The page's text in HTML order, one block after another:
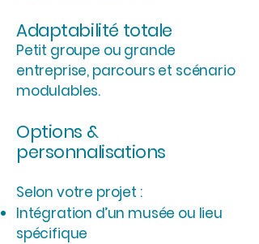
Adaptabilité totale
Petit groupe ou grande
entreprise, parcours et scénario
modulables.
Options &
personnalisations
Selon votre projet :
Intégration d’un musée ou lieu
spécifique